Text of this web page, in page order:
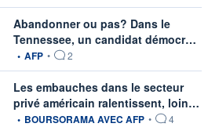
Abandonner ou pas? Dans le
Tennessee, un candidat démocr…
• AFP • 2
Les embauches dans le secteur
privé américain ralentissent, loin…
• BOURSORAMA AVEC AFP • 4